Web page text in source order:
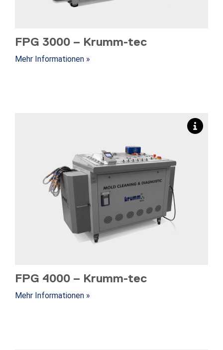
FPG 3000 – Krumm-tec
Mehr Informationen »
FPG 4000 – Krumm-tec
Mehr Informationen »